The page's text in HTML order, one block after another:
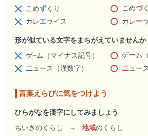
こめずくり こめづ
カレエライス カレー
形が似ている文字をまちがえていませんか
ゲ−ム（マイナス記号） ゲーム
二ュース（漢数字） 二ュース
言葉えらびに気をつけよう
ひらがなを漢字にしてみましょう
ちいきのくらし
→ 地域のくらし